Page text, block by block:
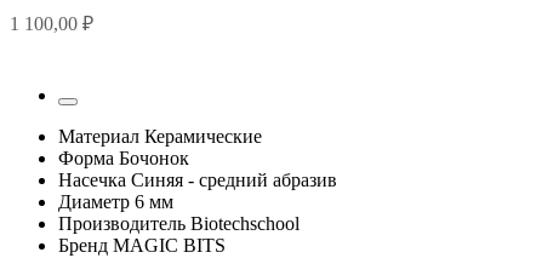
1 100,00 ₽
Материал Керамические
Форма Бочонок
Насечка Синяя - средний абразив
Диаметр 6 мм
Производитель Biotechschool
Бренд MAGIC BITS